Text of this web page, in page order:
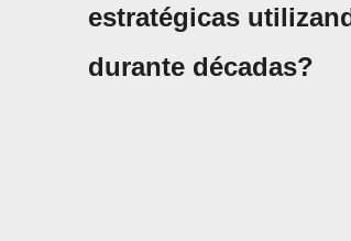
estratégicas
durante décadas?